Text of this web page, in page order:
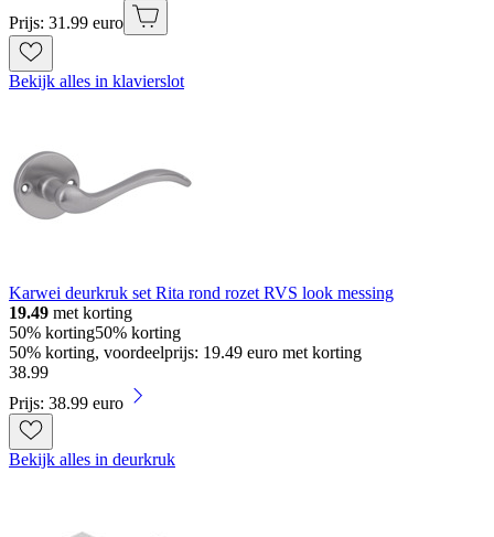
Prijs: 31.99 euro
Bekijk alles in klavierslot
Karwei deurkruk set Rita rond rozet RVS look messing
19.49 met korting
50% korting50% korting
50% korting, voordeelprijs: 19.49 euro met korting
38.99
Prijs: 38.99 euro
Bekijk alles in deurkruk